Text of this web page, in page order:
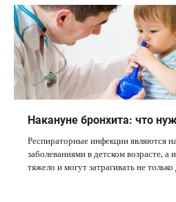
Накануне бронхита: что
Респираторные инфекции являются
заболеваниями в детском возрасте,
тяжело и могут затрагивать не